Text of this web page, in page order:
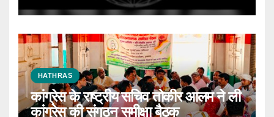
HATHRAS
कांग्रेस के राष्ट्रीय सचिव तोकीर आलम ने ली
कांग्रेस की संगठन समीक्षा बैठक